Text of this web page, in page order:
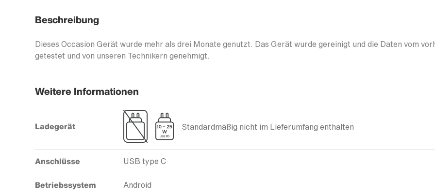
Beschreibung
Dieses Occasion Gerät wurde mehr als drei Monate genutzt. Das Gerät wurde gereinigt und die Daten vom
getestet und von unseren Technikern genehmigt.
Weitere Informationen
Ladegerät Standardmäßig nicht im Lieferumfang enthalten
Anschlüsse USB type C
Betriebssystem Android